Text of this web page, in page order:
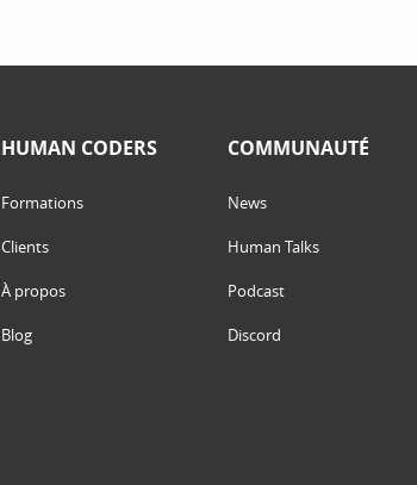
HUMAN CODERS
Formations
Clients
À propos
Blog
COMMUNAUTÉ
News
Human Talks
Podcast
Discord